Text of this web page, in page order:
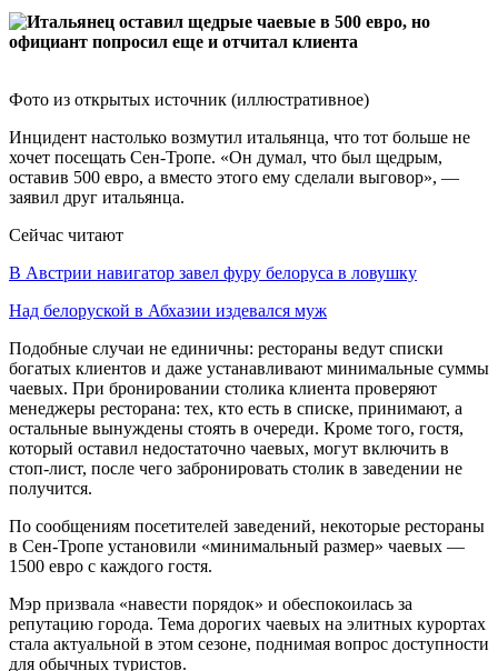
Фото из открытых источник (иллюстративное)
Инцидент настолько возмутил итальянца, что тот больше не
хочет посещать Сен-Тропе. «Он думал, что был щедрым,
оставив 500 евро, а вместо этого ему сделали выговор», —
заявил друг итальянца.
Сейчас читают
В Австрии навигатор завел фуру белоруса в ловушку
Над белоруской в Абхазии издевался муж
Подобные случаи не единичны: рестораны ведут списки
богатых клиентов и даже устанавливают минимальные суммы
чаевых. При бронировании столика клиента проверяют
менеджеры ресторана: тех, кто есть в списке, принимают, а
остальные вынуждены стоять в очереди. Кроме того, гостя,
который оставил недостаточно чаевых, могут включить в
стоп-лист, после чего забронировать столик в заведении не
получится.
По сообщениям посетителей заведений, некоторые рестораны
в Сен-Тропе установили «минимальный размер» чаевых —
1500 евро с каждого гостя.
Мэр призвала «навести порядок» и обеспокоилась за
репутацию города. Тема дорогих чаевых на элитных курортах
стала актуальной в этом сезоне, поднимая вопрос доступности
для обычных туристов.